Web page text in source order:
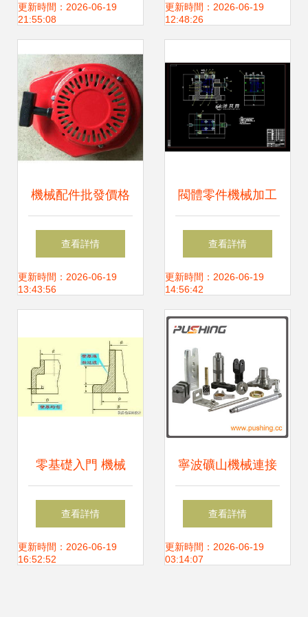
組件的設計與生產
更新時間：2026-06-19
21:55:08
設計 打造專業品牌
更新時間：2026-06-19
12:48:26
機械配件批發價格
與廠家選擇指南 機
械設備及配件的設
查看詳情
更新時間：2026-06-19
13:43:56
閥體零件機械加工
工藝及專用夾具設
計詳解
查看詳情
更新時間：2026-06-19
14:56:42
零基礎入門 機械
CAD設計與經典零
件尺寸標注圖解教
查看詳情
更新時間：2026-06-19
16:52:52
寧波礦山機械連接
配件加工與五金非
標準零部件設計加
查看詳情
更新時間：2026-06-19
03:14:07